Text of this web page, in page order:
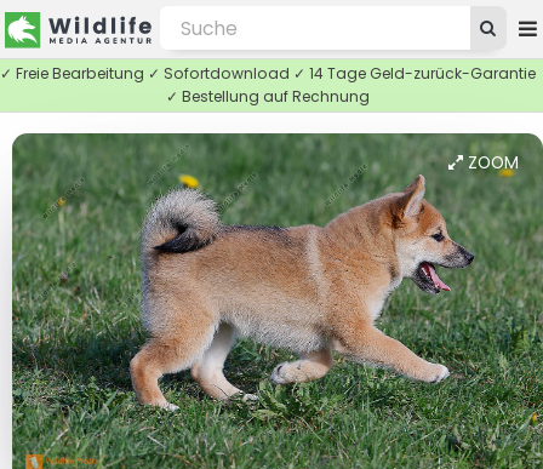
✓ Freie Bearbeitung ✓ Sofortdownload ✓ 14 Tage Geld-zurück-Garantie
✓ Bestellung auf Rechnung
ZOOM